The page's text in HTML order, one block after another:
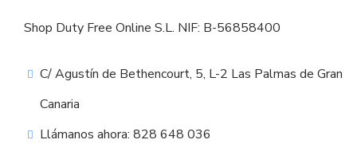
Shop Duty Free Online S.L. NIF: B-56858400
C/ Agustín de Bethencourt, 5, L-2 Las Palmas de Gran
Canaria
Llámanos ahora: 828 648 036